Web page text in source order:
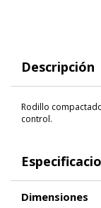
Descripción
Rodillo
control.
Dimensiones